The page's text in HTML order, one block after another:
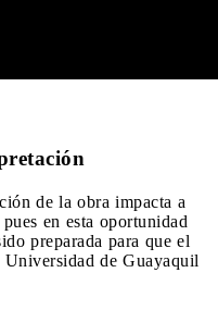
de la obra impacta a
en esta oportunidad
preparada para que el
Universidad de Guayaquil